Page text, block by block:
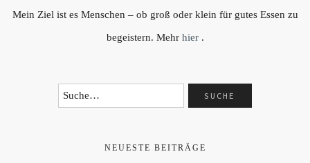
Mein Ziel ist es Menschen – ob groß oder klein für gutes Essen zu
begeistern. Mehr hier.
NEUESTE BEITRÄGE